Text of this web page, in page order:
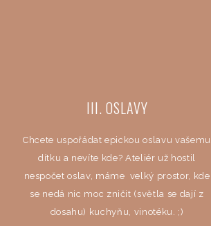
III. OSLAVY
Chcete uspořádat epickou oslavu vašemu
dítku a nevíte kde? Ateliér už hostil
nespočet oslav, máme velký prostor, kde
se nedá nic moc zničit (světla se dají z
dosahu) kuchyňu, vinotéku. ;)